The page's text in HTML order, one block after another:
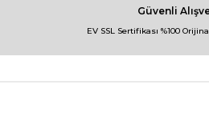
Güvenli
EV SSL Sertifikası %100